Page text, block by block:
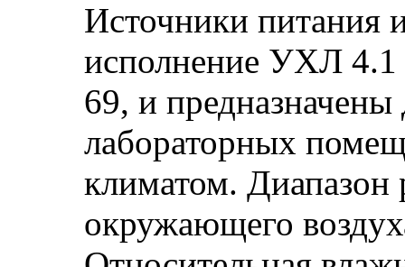
Источники питания
исполнение УХЛ 4.1
69, и
лабораторных
климатом. Диапазон
окружающего